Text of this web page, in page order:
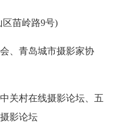
区苗岭路9号)
、青岛城市摄影家协
关村在线摄影论坛、五
影论坛